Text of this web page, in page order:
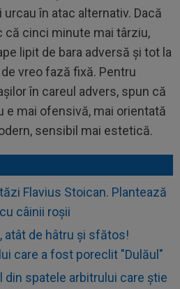
în atac alternativ. Dacă
că cinci minute mai târziu,
lipit de bara adversă şi tot la
vreo fază fixă. Pentru
în careul advers, spun că
e mai ofensivă, mai orientată
sensibil mai estetică.
Flavius Stoican. Plantează
câinii roșii
atât de hâtru și sfătos!
care a fost poreclit "Dulăul"
din spatele arbitrului care știe